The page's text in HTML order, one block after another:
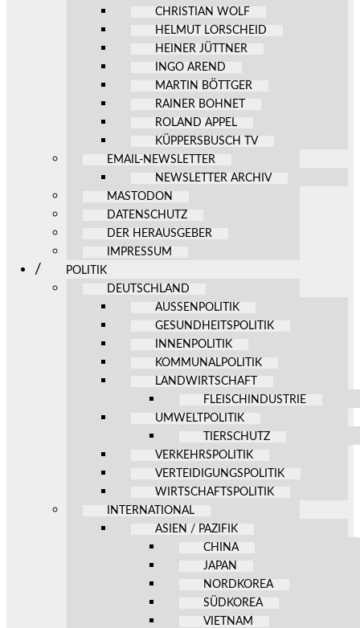
CHRISTIAN WOLF
HELMUT LORSCHEID
HEINER JÜTTNER
INGO AREND
MARTIN BÖTTGER
RAINER BOHNET
ROLAND APPEL
KÜPPERSBUSCH TV
EMAIL-NEWSLETTER
NEWSLETTER ARCHIV
MASTODON
DATENSCHUTZ
DER HERAUSGEBER
IMPRESSUM
POLITIK
DEUTSCHLAND
AUSSENPOLITIK
GESUNDHEITSPOLITIK
INNENPOLITIK
KOMMUNALPOLITIK
LANDWIRTSCHAFT
FLEISCHINDUSTRIE
UMWELTPOLITIK
TIERSCHUTZ
VERKEHRSPOLITIK
VERTEIDIGUNGSPOLITIK
WIRTSCHAFTSPOLITIK
INTERNATIONAL
ASIEN / PAZIFIK
CHINA
JAPAN
NORDKOREA
SÜDKOREA
VIETNAM